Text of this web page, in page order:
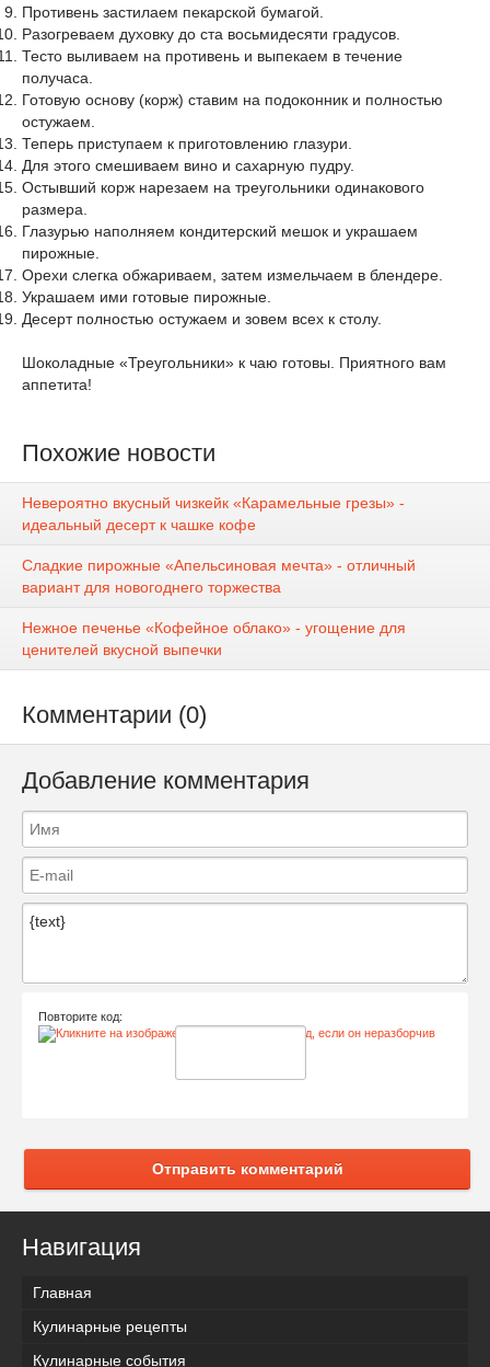
Противень застилаем пекарской бумагой.
Разогреваем духовку до ста восьмидесяти градусов.
Тесто выливаем на противень и выпекаем в течение
получаса.
Готовую основу (корж) ставим на подоконник и полностью
остужаем.
Теперь приступаем к приготовлению глазури.
Для этого смешиваем вино и сахарную пудру.
Остывший корж нарезаем на треугольники одинакового
размера.
Глазурью наполняем кондитерский мешок и украшаем
пирожные.
Орехи слегка обжариваем, затем измельчаем в блендере.
Украшаем ими готовые пирожные.
Десерт полностью остужаем и зовем всех к столу.
Шоколадные «Треугольники» к чаю готовы. Приятного вам
аппетита!
Похожие новости
Невероятно вкусный чизкейк «Карамельные грезы» -
идеальный десерт к чашке кофе
Сладкие пирожные «Апельсиновая мечта» - отличный
вариант для новогоднего торжества
Нежное печенье «Кофейное облако» - угощение для
ценителей вкусной выпечки
Комментарии (0)
Добавление комментария
Повторите код:
Отправить комментарий
Навигация
Главная
Кулинарные рецепты
Кулинарные события